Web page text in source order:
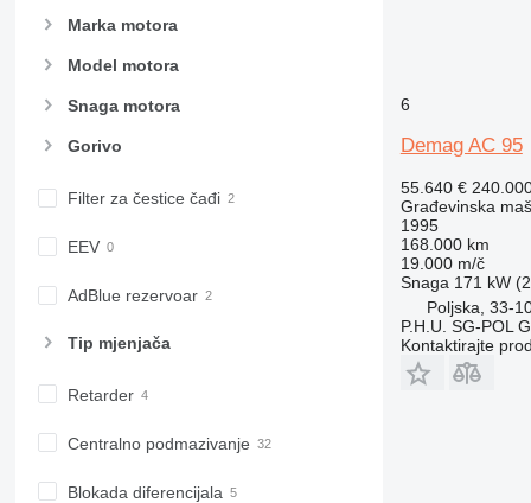
992
AP
CB
CS
E-series
IT
MH
PM
Marka motora
Model motora
Snaga motora
Gorivo
Filter za čestice čađi
EEV
AdBlue rezervoar
Tip mјenjača
Retarder
Centralno podmazivanje
Blokada diferencijala
6
Demag AC 95
55.640 €
Građevinska
1995
168.000 km
19.000 m/č
Snaga 171 kW
Poljska, 33-
P.H.U. SG-POL
Kontaktirajte